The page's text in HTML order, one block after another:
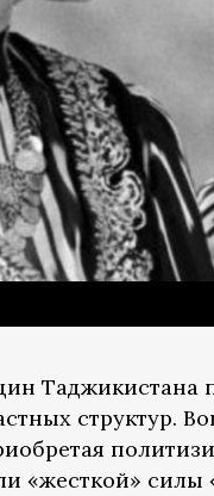
Таджикистана
структур.
«жесткой»